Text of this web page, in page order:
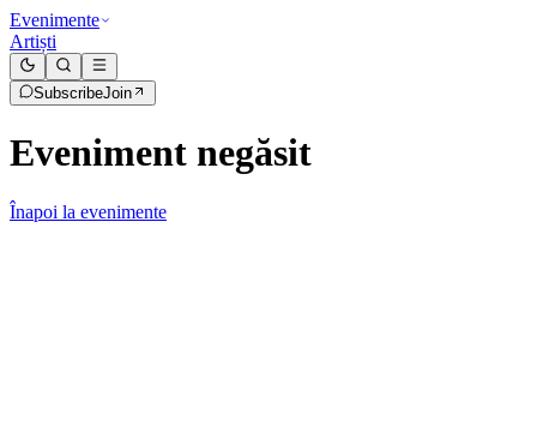
Evenimente
Artiști
SubscribeJoin
Eveniment negăsit
Înapoi la evenimente